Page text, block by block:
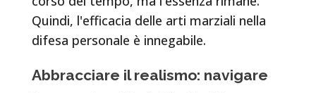
Quindi, l'efficacia delle arti marziali nella
difesa personale è innegabile.
Abbracciare il realismo: navigare